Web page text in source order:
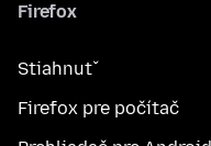
Firefox
Stiahnuť
Firefox pre počítač